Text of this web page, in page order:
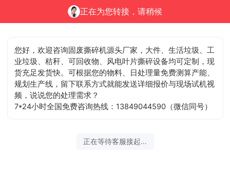
正在为您转接，请稍候
您好，欢迎咨询固废撕碎机源头厂家，大件、生活垃圾、工
业垃圾、秸秆、可回收物、风电叶片撕碎设备均可定制，现
货充足发货快。可根据您的物料、日处理量免费测算产能、
规划生产线，留下联系方式就能发送详细报价与现场试机视
频，说说您的处理需求？
7*24小时全国免费咨询热线：13849044590（微信同号）
正在等待客服接起...